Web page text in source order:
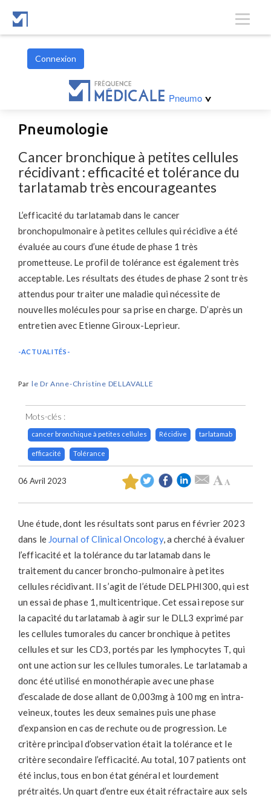
Connexion
Pneumo>
Pneumologie
Cancer bronchique à petites cellules
récidivant : efficacité et tolérance du
tarlatamab très encourageantes
L’efficacité du tarlatamab dans le cancer
bronchopulmonaire à petites cellules qui récidive a été
évaluée au cours d’une étude de phase 1 très
prometteuse. Le profil de tolérance est également très
acceptable. Les résultats des études de phase 2 sont très
attendus pour traiter une maladie qui nécessite de
nouvelles molécules pour sa prise en charge. D’après un
entretien avec Etienne Giroux-Leprieur.
-ACTUALITÉS-
Par le Dr Anne-Christine DELLAVALLE
Mots-clés :
cancer bronchique à petites cellules Récidive tarlatamab
efficacité Tolérance
06 Avril 2023 AA
Une étude, dont les résultats sont parus en février 2023
dans leJournal of Clinical Oncology, a cherché à évaluer
l’efficacité et la tolérance du tarlatamab dans le
traitement du cancer broncho-pulmonaire à petites
cellules récidivant. Il s’agit de l’étude DELPHI300, qui est
un essai de phase 1, multicentrique. Cet essai repose sur
la capacité du tarlatamab à agir sur le DLL3 exprimé par
les cellules tumorales du cancer bronchique à petites
cellules et sur les CD3, portés par les lymphocytes T, qui
ont une action sur les cellules tumorales. Le tarlatamab a
donc été utilisé en monothérapie avec une phase
d’escalade de dose allant de 0,003mg à 100 mg en intra-
veineux, toutes les deux semaines puis une phase
d’expansion en cas de rechute ou de progression. Le
critère principal d’observation était la tolérance et le
critère secondaire l’efficacité. Au total, 107 patients ont
été inclus, tous en bon état général et lourdement
prétraités. Un quart d’entre eux était réfractaire aux sels